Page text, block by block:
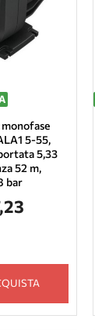
5-55,
5,33
52 m,
bar